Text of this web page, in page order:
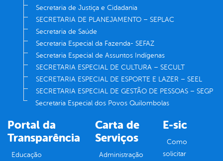
Secretaria de Justiça e Cidadania
SECRETARIA DE PLANEJAMENTO – SEPLAC
Secretaria de Saúde
Secretaria Especial da Fazenda- SEFAZ
Secretaria Especial de Assuntos Indígenas
SECRETARIA ESPECIAL DE CULTURA – SECULT
SECRETARIA ESPECIAL DE ESPORTE E LAZER – SEEL
SECRETARIA ESPECIAL DE GESTÃO DE PESSOAS – SEGP
Secretaria Especial dos Povos Quilombolas
Portal da
Transparência
Educação
Carta de
Serviços
Administração
E-sic
Como
solicitar